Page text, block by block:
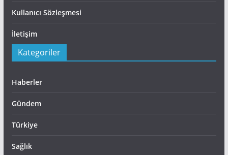
Kullanıcı Sözleşmesi
İletişim
Kategoriler
Haberler
Gündem
Türkiye
Sağlık